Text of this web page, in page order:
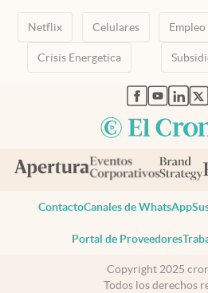
Netflix Celulares Empleo
Crisis Energetica
abre en
abre
ContactoCanales de WhatsApp
Portal de Proveedores
Copyright 2025
Todos los derechos